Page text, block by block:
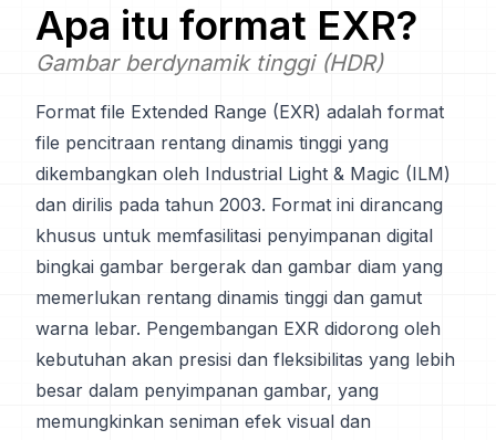
Apa itu format EXR?
Gambar berdynamik tinggi (HDR)
Format file Extended Range (EXR) adalah format
file pencitraan rentang dinamis tinggi yang
dikembangkan oleh Industrial Light & Magic (ILM)
dan dirilis pada tahun 2003. Format ini dirancang
khusus untuk memfasilitasi penyimpanan digital
bingkai gambar bergerak dan gambar diam yang
memerlukan rentang dinamis tinggi dan gamut
warna lebar. Pengembangan EXR didorong oleh
kebutuhan akan presisi dan fleksibilitas yang lebih
besar dalam penyimpanan gambar, yang
memungkinkan seniman efek visual dan